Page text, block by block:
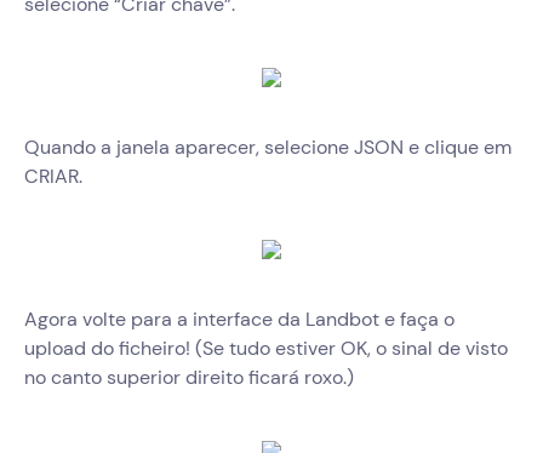
Quando a janela aparecer, selecione JSON e clique em
CRIAR.
Agora volte para a interface da Landbot e faça o
upload do ficheiro! (Se tudo estiver OK, o sinal de visto
no canto superior direito ficará roxo.)